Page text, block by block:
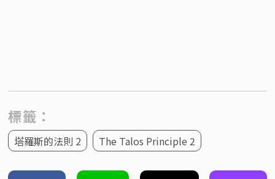
標籤：
塔羅斯的法則 2 The Talos Principle 2